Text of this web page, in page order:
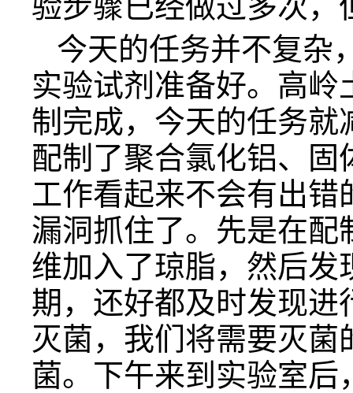
今天的任务并不复杂
实验试剂准备好。高
制完成，今天的任务就
配制了聚合氯化铝、
工作看起来不会有出
漏洞抓住了。先是在配
维加入了琼脂，然后发
期，还好都及时发现进
灭菌，我们将需要灭
菌。下午来到实验室